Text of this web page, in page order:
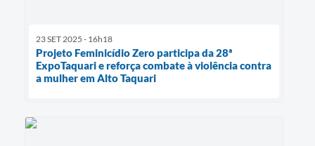
23 SET 2025 - 16h18
Projeto Feminicídio Zero participa da 28ª
ExpoTaquari e reforça combate à violência contra
a mulher em Alto Taquari